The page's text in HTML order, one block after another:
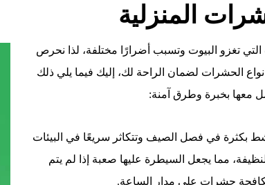
المنزلية
التي تغزو البيوت وتسبب أضرارًا مختلفة، لذا نحرص
الحشرات لضمان الراحة لك، إليك فيما يلي ذلك
معها بخبرة وطرق آمنة:
بكثرة في فصل الصيف وتتكاثر سريعًا في البيئات
مما يجعل السيطرة عليها صعبة إذا لم يتم
حشرات على مدار الساعة.